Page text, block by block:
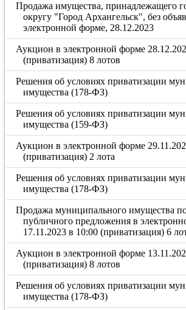
Продажа имущества, принадлежащего
округу "Город Архангельск", без
электронной форме, 28.12.2023
Аукцион в электронной форме
(приватизация) 8 лотов
Решения об условиях приватизации
имущества (178-ФЗ)
Решения об условиях приватизации
имущества (159-ФЗ)
Аукцион в электронной форме
(приватизация) 2 лота
Решения об условиях приватизации
имущества (178-ФЗ)
Продажа муниципального имущества
публичного предложения в
17.11.2023 в 10:00 (приватизация) 6
Аукцион в электронной форме
(приватизация) 8 лотов
Решения об условиях приватизации
имущества (178-ФЗ)